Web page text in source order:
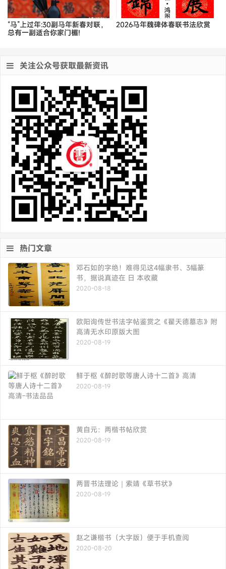
“马”上过年:30副马年新春对联，
总有一副适合你家门楣!
2026马年魏碑体春联书法欣赏
关注公众号获取最新资讯
热门文章
邓石如的字绝！难得见这4幅隶书、3幅篆
书，据说真迹在 日 本收藏
2020-08-18
欧阳询传世书法字帖鉴赏之《翟天德墓志》附
高清无水印原版大图
2020-08-19
鲜于枢《醉时歌等唐人诗十二首》高清
2020-08-19
黄自元：两楷书帖欣赏
2020-08-19
两晋书法理论｜索靖《草书状》
2020-08-19
赵之谦楷书（大字版）便于手机查阅
2020-08-20